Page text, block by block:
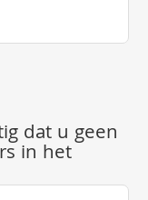
dat u geen
in het